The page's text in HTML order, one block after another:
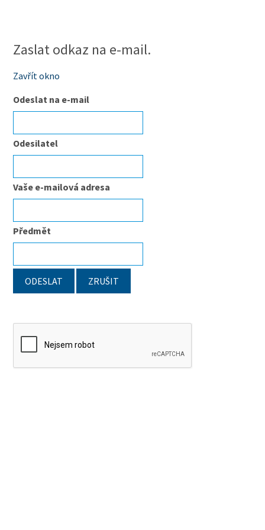
Zaslat odkaz na e-mail.
Zavřít okno
Odeslat na e-mail
Odesilatel
Vaše e-mailová adresa
Předmět
ODESLAT ZRUŠIT